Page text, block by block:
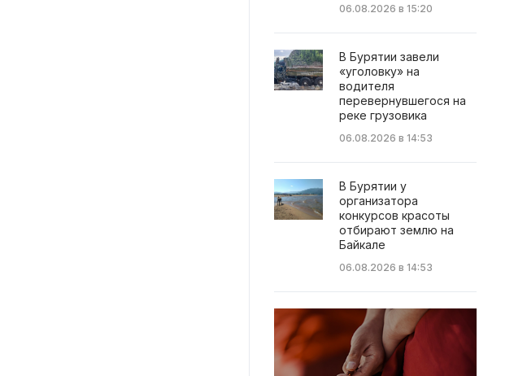
06.08.2026 в 15:20
В Бурятии завели
«уголовку» на
водителя
перевернувшегося на
реке грузовика
06.08.2026 в 14:53
В Бурятии у
организатора
конкурсов красоты
отбирают землю на
Байкале
06.08.2026 в 14:53